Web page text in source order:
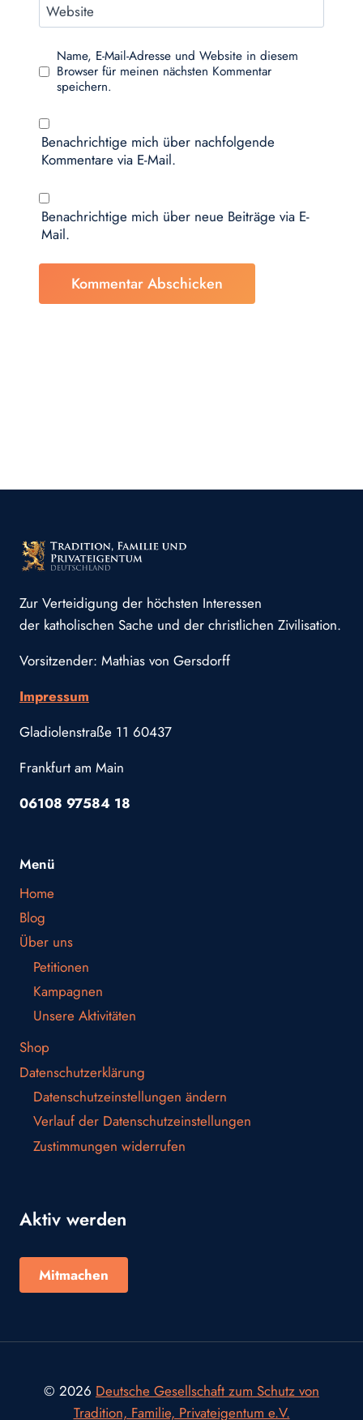
Website
Name, E-Mail-Adresse und Website in diesem
Browser für meinen nächsten Kommentar
speichern.
Benachrichtige mich über nachfolgende
Kommentare via E-Mail.
Benachrichtige mich über neue Beiträge via E-
Mail.
Zur Verteidigung der höchsten Interessen
der katholischen Sache und der christlichen Zivilisation.
Vorsitzender: Mathias von Gersdorff
Impressum
Gladiolenstraße 11 60437
Frankfurt am Main
06108 97584 18
Menü
Home
Blog
Über uns
Petitionen
Kampagnen
Unsere Aktivitäten
Shop
Datenschutzerklärung
Datenschutzeinstellungen ändern
Verlauf der Datenschutzeinstellungen
Zustimmungen widerrufen
Aktiv werden
Mitmachen
© 2026 Deutsche Gesellschaft zum Schutz von
Tradition, Familie, Privateigentum e.V.